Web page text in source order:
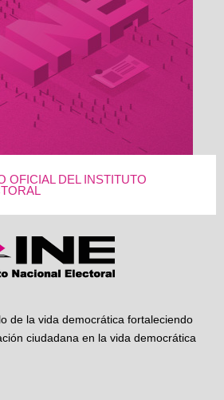
OFICIAL DEL INSTITUTO
de la vida democrática fortaleciendo
ciudadana en la vida democrática